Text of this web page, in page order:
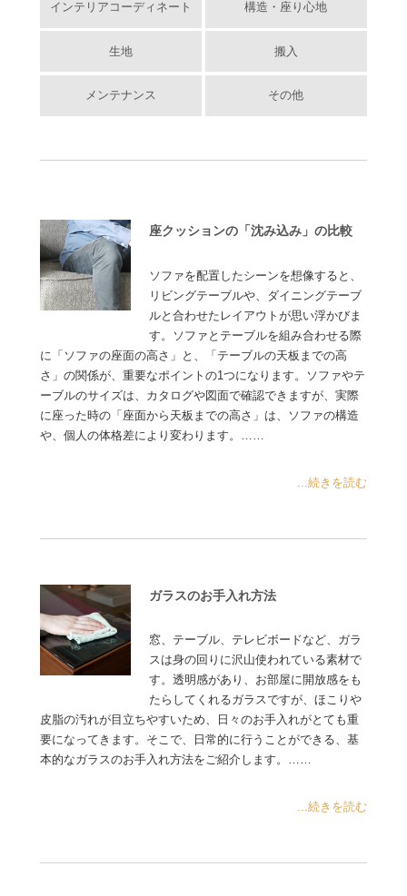
インテリアコーディネート 構造・座り心地
生地 搬入
メンテナンス その他
座クッションの「沈み込み」の比較
ソファを配置したシーンを想像すると、
リビングテーブルや、ダイニングテーブ
ルと合わせたレイアウトが思い浮かびま
す。ソファとテーブルを組み合わせる際
に「ソファの座面の高さ」と、「テーブルの天板までの高
さ」の関係が、重要なポイントの1つになります。ソファやテ
ーブルのサイズは、カタログや図面で確認できますが、実際
に座った時の「座面から天板までの高さ」は、ソファの構造
や、個人の体格差により変わります。……
...続きを読む
ガラスのお手入れ方法
窓、テーブル、テレビボードなど、ガラ
スは身の回りに沢山使われている素材で
す。透明感があり、お部屋に開放感をも
たらしてくれるガラスですが、ほこりや
皮脂の汚れが目立ちやすいため、日々のお手入れがとても重
要になってきます。そこで、日常的に行うことができる、基
本的なガラスのお手入れ方法をご紹介します。……
...続きを読む